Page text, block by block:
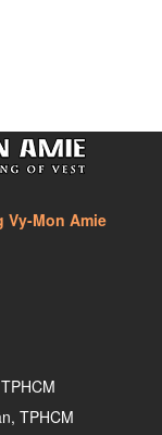
Vy-Mon Amie
TPHCM